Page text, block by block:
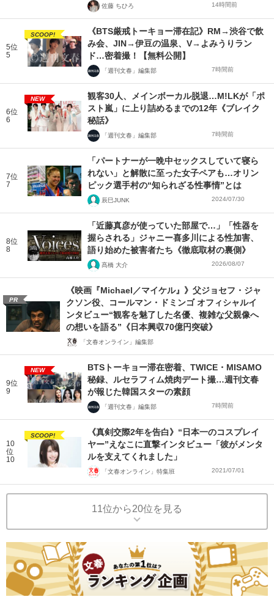
佐藤 ちひろ 14時間前
5位
5
SCOOP!
《BTS厳戒トーキョー滞在記》RM→渋谷で飲
み会、JIN→伊豆の温泉、V→よみうりラン
ド…密着撮！【無料公開】
「週刊文春」編集部 7時間前
6位
6
NEW
観客30人、メインボーカル脱退…M!LKが「ポ
スト嵐」に上り詰めるまでの12年《ブレイク
秘話》
「週刊文春」編集部 7時間前
7位
7
「パートナーが一晩中セックスしていて寝ら
れない」と解散に至った女子ペアも…オリン
ピック選手村の“知られざる性事情”とは
辰巳JUNK 2024/07/30
8位
8
「近藤真彦が使っていた部屋で…」「性器を
握らされる」ジャニー喜多川による性加害、
語り始めた被害者たち《徹底取材の裏側》
髙橋 大介 2026/08/07
PR
《映画『Michael／マイケル』》父ジョセフ・ジャ
クソン役、コールマン・ドミンゴ オフィシャルイ
ンタビュー“観客を魅了した名優、複雑な父親像へ
の想いを語る”《日本興収70億円突破》
「文春オンライン」編集部
9位
9
NEW
BTSトーキョー滞在密着、TWICE・MISAMO
秘録、ルセラフィム焼肉デート撮…週刊文春
が報じた韓国スターの素顔
「週刊文春」編集部 7時間前
10
位
10
SCOOP!
《真剣交際2年を告白》“日本一のコスプレイ
ヤー”えなこに直撃インタビュー「彼がメンタ
ルを支えてくれました」
「文春オンライン」特集班 2021/07/01
11位から20位を見る